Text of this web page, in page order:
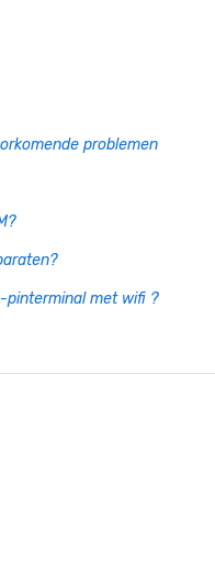
problemen
pinterminal met wifi ?